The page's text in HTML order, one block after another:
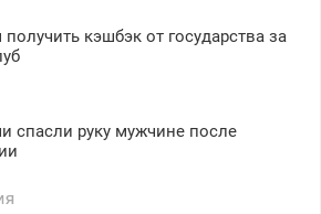
кэшбэк от государства за
спасли руку мужчине после